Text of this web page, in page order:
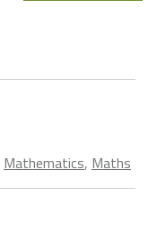
Mathematics, Maths